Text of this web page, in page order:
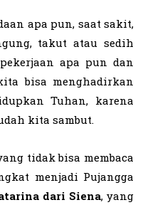
apa pun, saat sakit,
takut atau sedih
apa pun dan
bisa menghadirkan
Tuhan, karena
kita sambut.
tidak bisa membaca
menjadi Pujangga
dari Siena, yang